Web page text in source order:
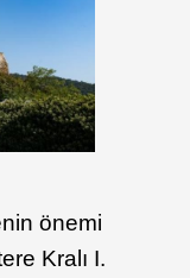
önemi
Kralı I.